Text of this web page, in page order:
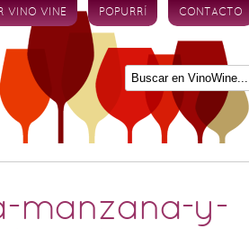
VINO VINE POPURRÍ CONTACTO
manzana-y-